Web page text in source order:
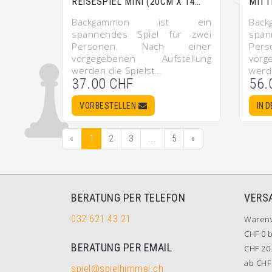
Backgammon ist ein
spannendes Spiel für zwei
Personen. Nach einer
vorgegebenen Aufstellung
werden die Spielst…
37.00 CHF
VORBESTELLEN IN
« 1 2 3 ... 5 »
BERATUNG PER TELEFON
032 621 43 21
BERATUNG PER EMAIL
spiel@spielhimmel.ch
CHF 0
CHF
ab